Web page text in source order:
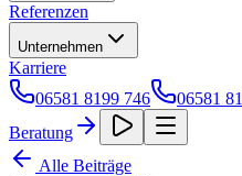
Referenzen
Unternehmen
Karriere
06581 8199 746
06581
Beratung
Alle Beiträge